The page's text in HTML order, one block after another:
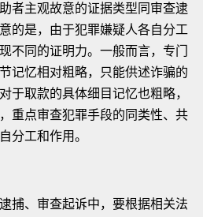
者主观故意的证据类型同审查逮
的是，由于犯罪嫌疑人各自分工
不同的证明力。一般而言，专门
记忆相对粗略，只能供述诈骗的
于取款的具体细目记忆也粗略，
重点审查犯罪手段的同类性、共
分工和作用。
捕、审查起诉中，要根据相关法